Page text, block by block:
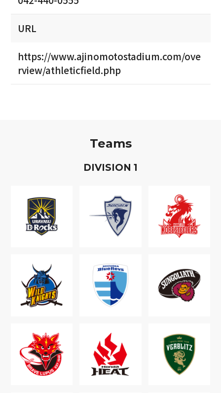
URL
https://www.ajinomotostadium.com/ove
rview/athleticfield.php
Teams
DIVISION 1